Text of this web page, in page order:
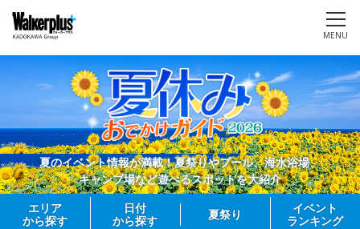
MENU
夏のイベント情報が満載！夏祭りやプール、海水浴場、
キャンプ場など遊べるスポットを大紹介
エリア
から探す
日付
から探す
夏祭り
イベント
ランキング